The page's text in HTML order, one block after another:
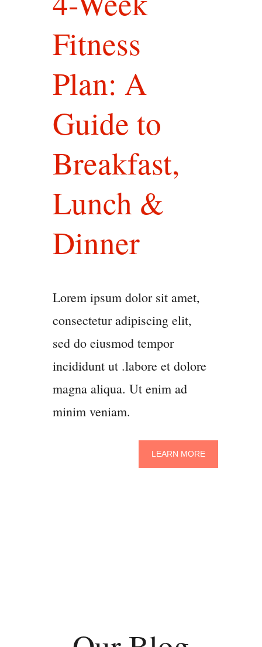
Fitness
Plan: A
Guide to
Breakfast,
Lunch &
Dinner
Lorem ipsum dolor sit amet,
consectetur adipiscing elit,
sed do eiusmod tempor
incididunt ut .labore et dolore
magna aliqua. Ut enim ad
minim veniam.
LEARN MORE